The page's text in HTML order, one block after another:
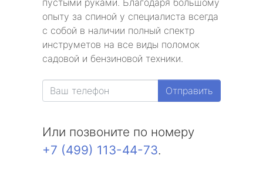
пустыми руками. Благодаря большому
опыту за спиной у специалиста всегда
с собой в наличии полный спектр
инструметов на все виды поломок
садовой и бензиновой техники.
Отправить
Или позвоните по номеру
+7 (499) 113-44-73.